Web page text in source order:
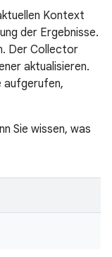
Kontext
der Ergebnisse.
Der Collector
aktualisieren.
aufgerufen,
Sie wissen, was